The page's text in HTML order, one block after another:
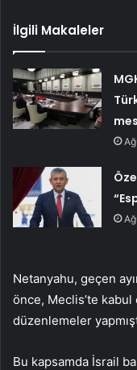
İlgili Makaleler
Netanyahu, geçen
önce, Meclis’te
düzenlemeler
Bu kapsamda İsrail